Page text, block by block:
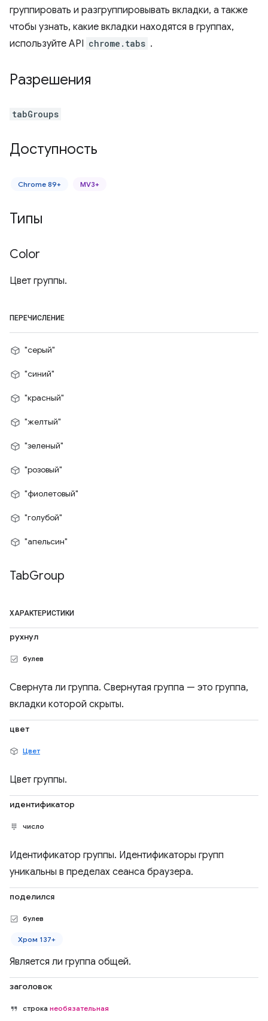
группировать и разгруппировывать вкладки, а также
чтобы узнать, какие вкладки находятся в группах,
используйте API chrome.tabs .
Разрешения
tabGroups
Доступность
Chrome 89+ MV3+
Типы
Color
Цвет группы.
ПЕРЕЧИСЛЕНИЕ
"серый"
"синий"
"красный"
"желтый"
"зеленый"
"розовый"
"фиолетовый"
"голубой"
"апельсин"
TabGroup
ХАРАКТЕРИСТИКИ
рухнул
булев
Свернута ли группа. Свернутая группа — это группа,
вкладки которой скрыты.
цвет
Цвет
Цвет группы.
идентификатор
число
Идентификатор группы. Идентификаторы групп
уникальны в пределах сеанса браузера.
поделился
булев
Хром 137+
Является ли группа общей.
заголовок
строка необязательная